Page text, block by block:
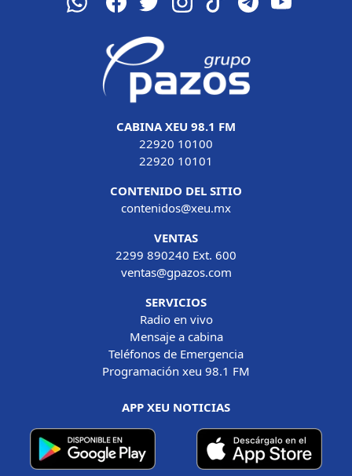
CABINA XEU 98.1 FM
22920 10100
22920 10101
CONTENIDO DEL SITIO
contenidos@xeu.mx
VENTAS
2299 890240 Ext. 600
ventas@gpazos.com
SERVICIOS
Radio en vivo
Mensaje a cabina
Teléfonos de Emergencia
Programación xeu 98.1 FM
APP XEU NOTICIAS